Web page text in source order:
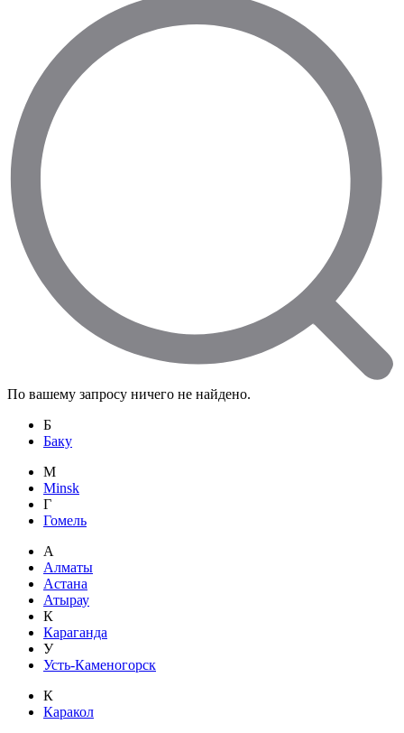
По вашему запросу ничего не найдено.
Б
Баку
M
Minsk
Г
Гомель
А
Алматы
Астана
Атырау
К
Караганда
У
Усть-Каменогорск
К
Каракол